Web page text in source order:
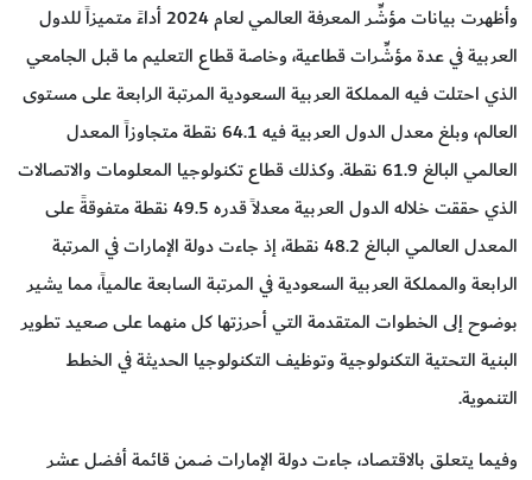
وأظهرت بيانات مؤشِّر المعرفة العالمي لعام 2024 أداءً متميزاً للدول
العربية في عدة مؤشِّرات قطاعية، وخاصة قطاع التعليم ما قبل الجامعي
الذي احتلت فيه المملكة العربية السعودية المرتبة الرابعة على مستوى
العالم، وبلغ معدل الدول العربية فيه 64.1 نقطة متجاوزاً المعدل
العالمي البالغ 61.9 نقطة. وكذلك قطاع تكنولوجيا المعلومات والاتصالات
الذي حققت خلاله الدول العربية معدلاً قدره 49.5 نقطة متفوقةً على
المعدل العالمي البالغ 48.2 نقطة، إذ جاءت دولة الإمارات في المرتبة
الرابعة والمملكة العربية السعودية في المرتبة السابعة عالمياً، مما يشير
بوضوح إلى الخطوات المتقدمة التي أحرزتها كل منهما على صعيد تطوير
البنية التحتية التكنولوجية وتوظيف التكنولوجيا الحديثة في الخطط
التنموية.
وفيما يتعلق بالاقتصاد، جاءت دولة الإمارات ضمن قائمة أفضل عشر